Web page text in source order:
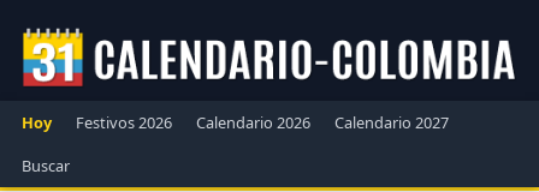
Hoy Festivos 2026 Calendario 2026
Calendario 2027
Buscar